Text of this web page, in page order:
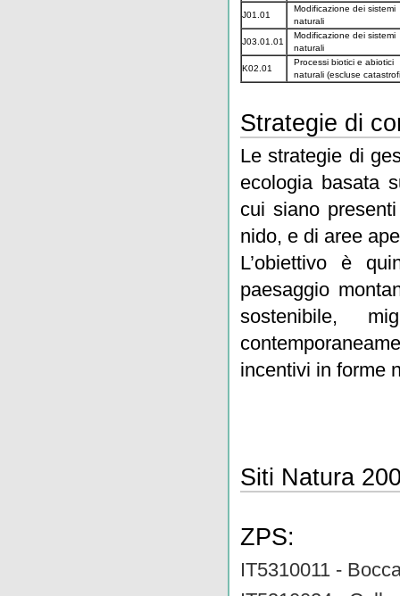
J01.01
Modificazione dei sistemi
naturali
J03.01.01
Modificazione dei sistemi
naturali
K02.01
Processi biotici e abiotici
naturali (escluse
Strategie di
Le strategie di
ecologia basata
cui siano
nido, e di aree
L’obiettivo è
paesaggio
sostenibile,
incentivi in forme
Siti Natura
ZPS:
IT5310011 -